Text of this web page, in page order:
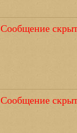
Сообщение
Сообщение